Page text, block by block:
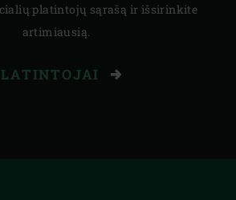
platintojų sąrašą ir išsirinkite
artimiausią.